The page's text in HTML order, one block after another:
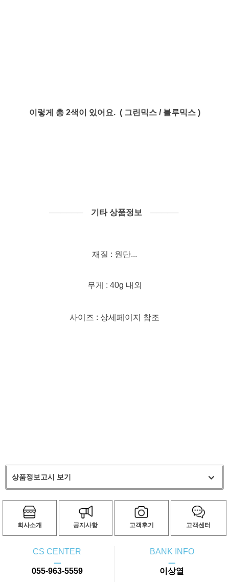
이렇게 총 2색이 있어요. ( 그린믹스 / 블루믹스 )
────── 기타 상품정보 ─────
재질 : 원단...
무게 : 40g 내외
사이즈 : 상세페이지 참조
상품정보고시 보기
회사소개 공지사항 고객후기 고객센터
CS CENTER
ㅡ
055-963-5559
BANK INFO
ㅡ
이상열